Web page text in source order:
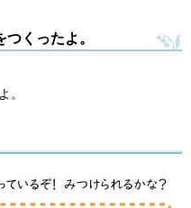
くったよ。
。